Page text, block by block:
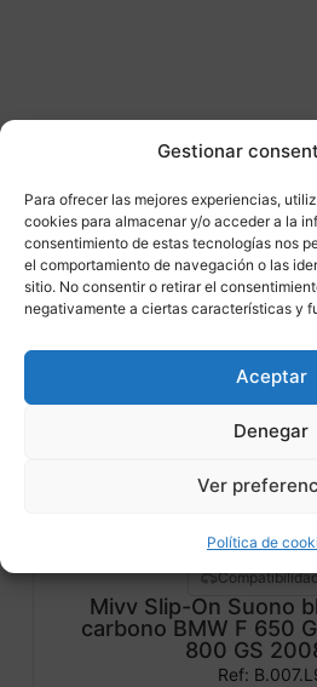
Gestionar
Para ofrecer las mejores experiencias,
cookies para almacenar y/o acceder a la
consentimiento de estas tecnologías nos
el comportamiento de navegación o las
sitio. No consentir o retirar el
negativamente a ciertas características y
Aceptar
Denegar
Ver
Política de
Otros
CONSULTAR DISPONIBILIDAD
Mivv Slip-On Suono
carbono BMW F 650
800 GS
Ref: